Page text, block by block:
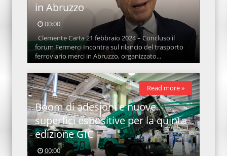
in Abruzzo
00:00
Clemente Carta 21 febbraio 2024 – Concluso il
forum Fermerci Incontra sul rilancio del trasporto
ferroviario merci in Abruzzo, organizzato...
Boom di adesioni e nuove
superfici espositive per la quinta
edizione GIC
00:00
Read more »